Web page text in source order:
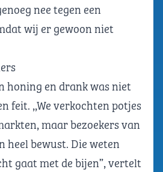
nee tegen een
wij er gewoon niet
honing en drank was niet
feit. ,,We verkochten potjes
maar bezoekers van
heel bewust. Die weten
gaat met de bijen”, vertelt